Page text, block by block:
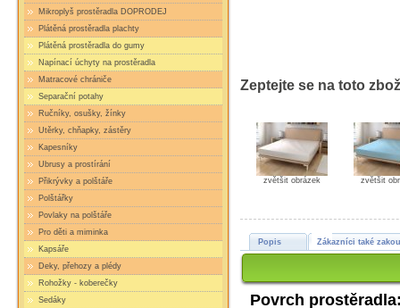
Mikroplyš prostěradla DOPRODEJ
Plátěná prostěradla plachty
Plátěná prostěradla do gumy
Napínací úchyty na prostěradla
Matracové chrániče
Separační potahy
Ručníky, osušky, žínky
Utěrky, chňapky, zástěry
Kapesníky
Ubrusy a prostírání
Přikrývky a polštáře
Polštářky
Povlaky na polštáře
Pro děti a miminka
Kapsáře
Deky, přehozy a plédy
Rohožky - koberečky
Sedáky
Zeptejte se na toto
zvětšit obrázek zvětšit
Popis Zákazníci také
Povrch